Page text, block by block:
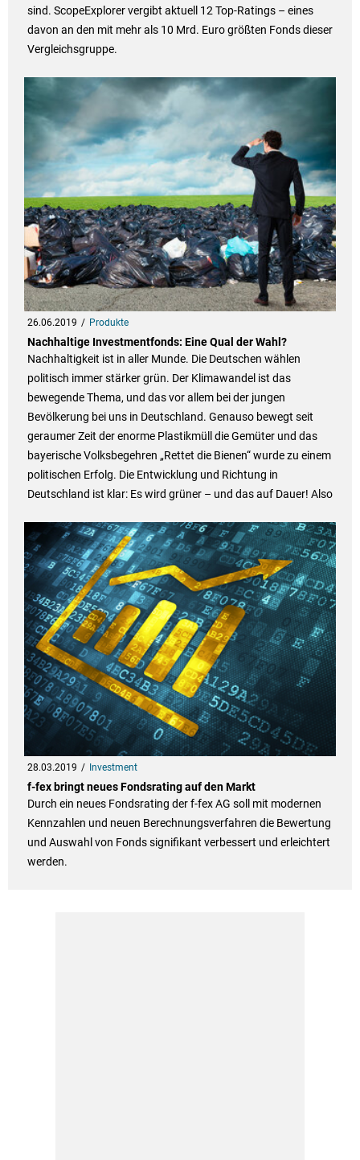
sind. ScopeExplorer vergibt aktuell 12 Top-Ratings – eines
davon an den mit mehr als 10 Mrd. Euro größten Fonds dieser
Vergleichsgruppe.
26.06.2019 Produkte
Nachhaltige Investmentfonds: Eine Qual der Wahl?
Nachhaltigkeit ist in aller Munde. Die Deutschen wählen
politisch immer stärker grün. Der Klimawandel ist das
bewegende Thema, und das vor allem bei der jungen
Bevölkerung bei uns in Deutschland. Genauso bewegt seit
geraumer Zeit der enorme Plastikmüll die Gemüter und das
bayerische Volksbegehren „Rettet die Bienen“ wurde zu einem
politischen Erfolg. Die Entwicklung und Richtung in
Deutschland ist klar: Es wird grüner – und das auf Dauer! Also
28.03.2019 Investment
f-fex bringt neues Fondsrating auf den Markt
Durch ein neues Fondsrating der f-fex AG soll mit modernen
Kennzahlen und neuen Berechnungsverfahren die Bewertung
und Auswahl von Fonds signifikant verbessert und erleichtert
werden.